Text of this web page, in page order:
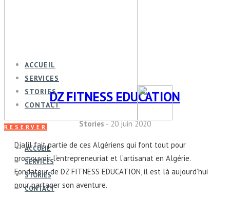
RESERVER
ACCUEIL
SERVICES
STORIES
CONTACT
ACCUEIL
SERVICES
STORIES
CONTACTDZ FITNESS EDUCATION
Stories- 20 juin 2020
Djalil fait partie de ces Algériens qui font tout pour
promouvoir l’entrepreneuriat et l’artisanat en Algérie.
Fondateur de DZ FITNESS EDUCATION, il est là aujourd’hui
pour partager son aventure.